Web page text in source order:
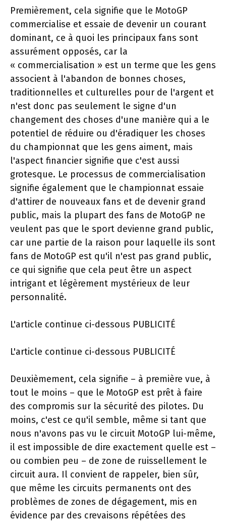
Premièrement, cela signifie que le MotoGP
commercialise et essaie de devenir un courant
dominant, ce à quoi les principaux fans sont
assurément opposés, car la
« commercialisation » est un terme que les gens
associent à l'abandon de bonnes choses,
traditionnelles et culturelles pour de l'argent et
n'est donc pas seulement le signe d'un
changement des choses d'une manière qui a le
potentiel de réduire ou d'éradiquer les choses
du championnat que les gens aiment, mais
l'aspect financier signifie que c'est aussi
grotesque. Le processus de commercialisation
signifie également que le championnat essaie
d'attirer de nouveaux fans et de devenir grand
public, mais la plupart des fans de MotoGP ne
veulent pas que le sport devienne grand public,
car une partie de la raison pour laquelle ils sont
fans de MotoGP est qu'il n'est pas grand public,
ce qui signifie que cela peut être un aspect
intrigant et légèrement mystérieux de leur
personnalité.
L'article continue ci-dessous PUBLICITÉ
L'article continue ci-dessous PUBLICITÉ
Deuxièmement, cela signifie – à première vue, à
tout le moins – que le MotoGP est prêt à faire
des compromis sur la sécurité des pilotes. Du
moins, c'est ce qu'il semble, même si tant que
nous n'avons pas vu le circuit MotoGP lui-même,
il est impossible de dire exactement quelle est –
ou combien peu – de zone de ruissellement le
circuit aura. Il convient de rappeler, bien sûr,
que même les circuits permanents ont des
problèmes de zones de dégagement, mis en
évidence par des crevaisons répétées des